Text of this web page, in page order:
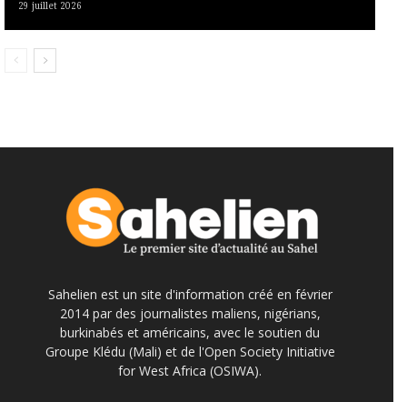
29 juillet 2026
Sahelien est un site d'information créé en février
2014 par des journalistes maliens, nigérians,
burkinabés et américains, avec le soutien du
Groupe Klédu (Mali) et de l'Open Society Initiative
for West Africa (OSIWA).